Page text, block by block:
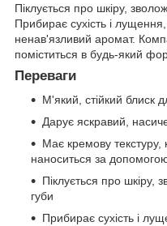
Піклується про шкіру,
Прибирає сухість і
ненав'язливий аромат.
поміститься в будь-який
Переваги
М'який, стійкий блиск
Дарує яскравий,
Має кремову текстуру,
наноситься за
Піклується про
губи
Прибирає сухість і